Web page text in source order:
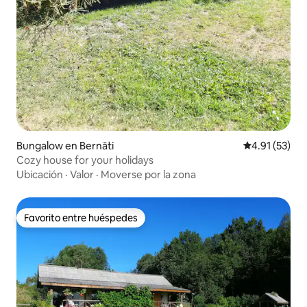
Bungalow en Bernāti Calificación
4.91 (53)
Cozy house for your holidays
Ubicación · Valor · Moverse por la zona
Favorito entre huéspedes
Favorito entre huéspedes